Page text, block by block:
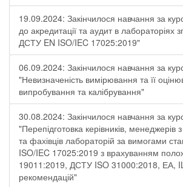
19.09.2024: Закінчилося навчання за
до акредитації та аудит в лабораторіях
ДСТУ EN ISO/IEC 17025:2019"
06.09.2024: Закінчилося навчання за
"Невизначеність вимірювання та її
випробування та калібрування"
30.08.2024: Закінчилося навчання за
"Перепідготовка керівників, менеджерів
та фахівців лабораторій за вимогами
ISO/IEC 17025:2019 з врахуванням
19011:2019, ДСТУ ISO 31000:2018, ЕА,
рекомендацій"